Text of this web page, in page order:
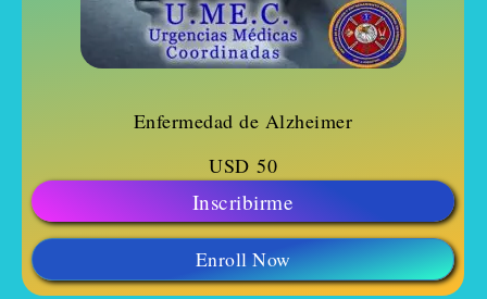
Enfermedad de Alzheimer
USD 50
Inscribirme
Enroll Now